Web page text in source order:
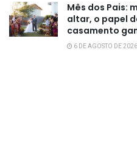
Mês dos Pais:
altar, o papel
casamento
6 DE AGOSTO DE 2026